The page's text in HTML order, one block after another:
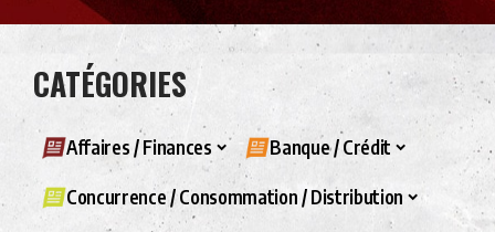
CATÉGORIES
Affaires / Finances Banque / Crédit
Concurrence / Consommation / Distribution